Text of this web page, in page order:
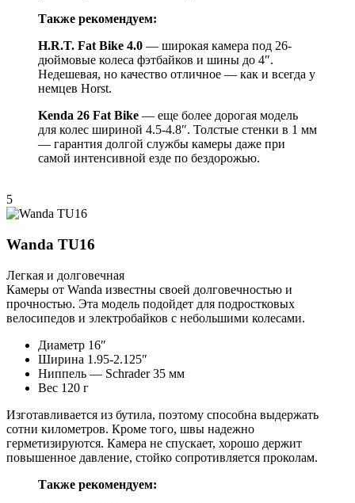
Также рекомендуем:
H.R.T. Fat Bike 4.0 — широкая камера под 26-
дюймовые колеса фэтбайков и шины до 4″.
Недешевая, но качество отличное — как и всегда у
немцев Horst.
Kenda 26 Fat Bike — еще более дорогая модель
для колес шириной 4.5-4.8″. Толстые стенки в 1 мм
— гарантия долгой службы камеры даже при
самой интенсивной езде по бездорожью.
5
Wanda TU16
Легкая и долговечная
Камеры от Wanda известны своей долговечностью и
прочностью. Эта модель подойдет для подростковых
велосипедов и электробайков с небольшими колесами.
Диаметр 16″
Ширина 1.95-2.125″
Ниппель — Schrader 35 мм
Вес 120 г
Изготавливается из бутила, поэтому способна выдержать
сотни километров. Кроме того, швы надежно
герметизируются. Камера не спускает, хорошо держит
повышенное давление, стойко сопротивляется проколам.
Также рекомендуем: